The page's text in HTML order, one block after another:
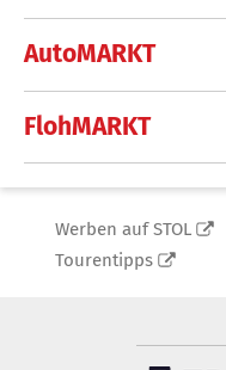
AutoMARKT
FlohMARKT
Werben auf STOL
Tourentipps